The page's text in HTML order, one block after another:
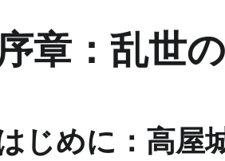
章：乱世
じめに：高屋